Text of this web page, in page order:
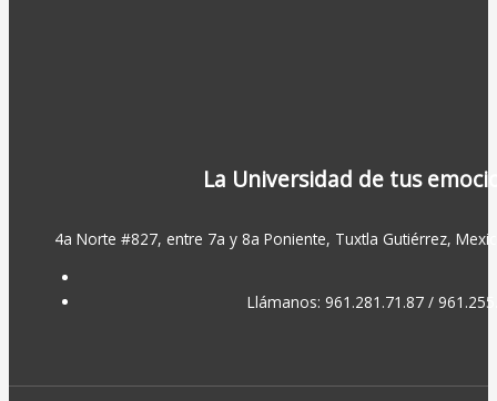
La Universidad de tus
4a Norte #827, entre 7a y 8a Poniente, Tuxtla Gutiérrez,
Llámanos: 961.281.71.87 /